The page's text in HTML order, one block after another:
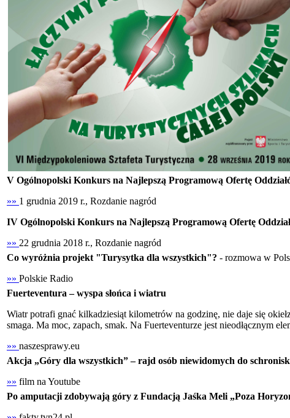
V Ogólnopolski Konkurs na Najlepszą Programową Ofertę
»» 1 grudnia 2019 r., Rozdanie nagród
IV Ogólnopolski Konkurs na Najlepszą Programową Ofertę
»» 22 grudnia 2018 r., Rozdanie nagród
Co wyróżnia projekt "Turysytka dla wszystkich"? - rozmowa w
»» Polskie Radio
Fuerteventura – wyspa słońca i wiatru
Wiatr potrafi gnać kilkadziesiąt kilometrów na godzinę, nie daje się
smaga. Ma moc, zapach, smak. Na Fuerteventurze jest nieodłącznym
»» naszesprawy.eu
Akcja „Góry dla wszystkich” – rajd osób niewidomych do
»» film na Youtube
Po amputacji zdobywają góry z Fundacją Jaśka Meli „Poza